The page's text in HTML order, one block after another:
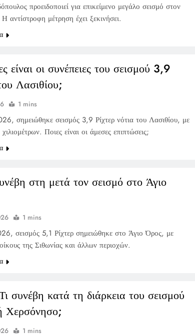
προειδοποιεί για επικείμενο μεγάλο σεισμό στον
αντίστροφη μέτρηση έχει ξεκινήσει.
είναι οι συνέπειες του σεισμού 3,9
Λασιθίου;
1 mins
σημειώθηκε σεισμός 3,9 Ρίχτερ νότια του Λασιθίου, με
Ποιες είναι οι άμεσες επιπτώσεις;
στη μετά τον σεισμό στο Άγιο
1 mins
σεισμός 5,1 Ρίχτερ σημειώθηκε στο Άγιο Όρος, με
της Σιθωνίας και άλλων περιοχών.
συνέβη κατά τη διάρκεια του σεισμού
Χερσόνησο;
1 mins